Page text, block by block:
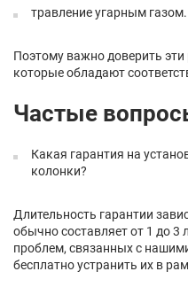
травление угарным газом.
Поэтому важно доверить
которые обладают
Частые
Какая гарантия на
колонки?
Длительность гарантии
обычно составляет от 1 до 3
проблем, связанных с
бесплатно устранить их в